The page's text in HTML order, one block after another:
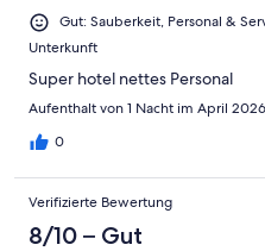
Gut: Sauberkeit, Personal &
Unterkunft
Super hotel nettes Personal
Aufenthalt von 1 Nacht im April 2026
0
Verifizierte Bewertung
8/10 – Gut